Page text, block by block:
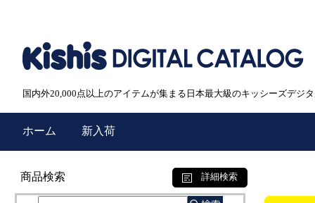
国内外20,000点以上のアイテムが集まる日本最大級のキッシーズデジ
ホーム 新入荷
商品検索 詳細検索